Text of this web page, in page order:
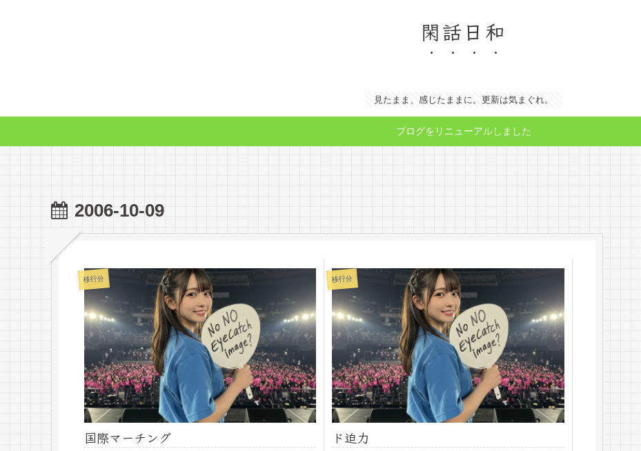
閑話日和
見たまま、感じたままに。更新は気まぐれ。
ブログをリニューアルしました
2006-10-09
移行分
国際マーチング
移行分
ド迫力